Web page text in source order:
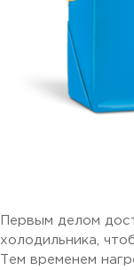
Первым делом
холодильника,
Тем временем